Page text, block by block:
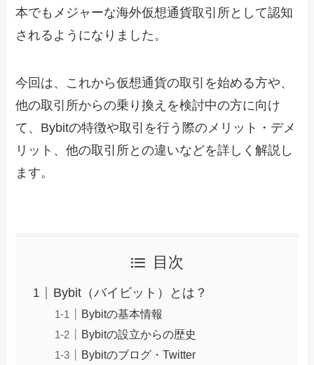
本でもメジャーな海外仮想通貨取引所として認知
されるようになりました。
今回は、これから仮想通貨の取引を始める方や、
他の取引所からの乗り換えを検討中の方に向け
て、Bybitの特徴や取引を行う際のメリット・デメ
リット、他の取引所との違いなどを詳しく解説し
ます。
目次
Bybit（バイビット）とは？
Bybitの基本情報
Bybitの設立からの歴史
Bybitのブログ・Twitter